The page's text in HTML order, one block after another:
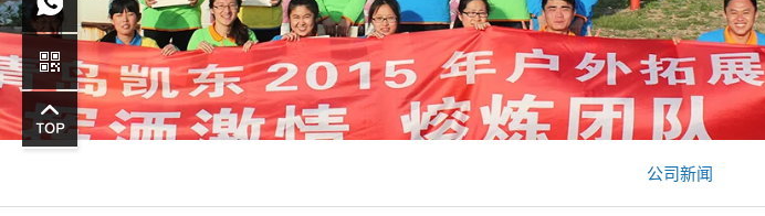
公司新闻